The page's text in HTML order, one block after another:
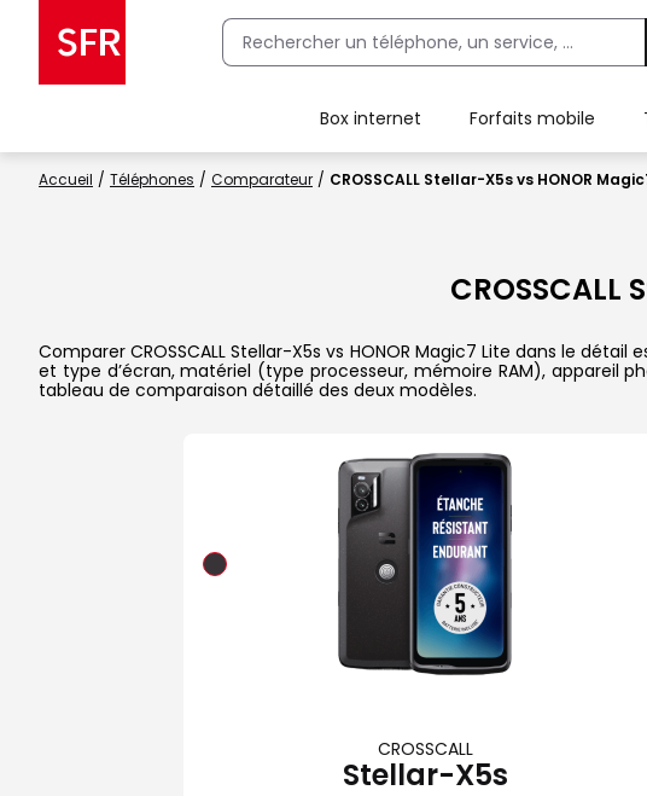
Box internet Forfaits mobile
Accueil Téléphones Comparateur CROSSCALL Stellar-X5s vs HONOR
CROSSCALL
Comparer CROSSCALL Stellar-X5s vs HONOR Magic7 Lite dans le
et type d’écran, matériel (type processeur, mémoire RAM), appareil
tableau de comparaison détaillé des deux modèles.
CROSSCALL
Stellar-X5s